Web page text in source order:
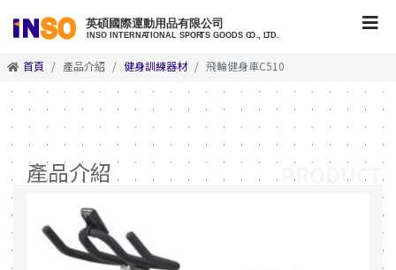
首頁 產品介紹 健身訓練器材 飛輪健身車C510
產品介紹 PRODUCT